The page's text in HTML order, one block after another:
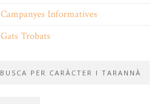
Campanyes Informatives
Gats Trobats
BUSCA PER CARÀCTER I TARANNÀ